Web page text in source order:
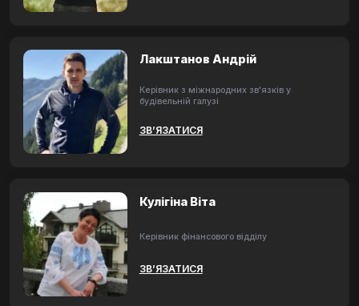
Лакштанов Андрій
Керівник з міжнародних зв'язків у
будівельній галузі
ЗВ’ЯЗАТИСЯ
Кулігіна Віта
Керівник фінансового відділу
ЗВ’ЯЗАТИСЯ